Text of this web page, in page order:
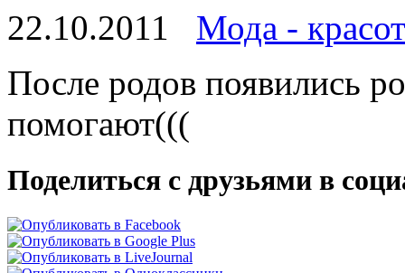
22.10.2011
Мода -
После родов появились
помогают(((
Поделиться с друзьями в